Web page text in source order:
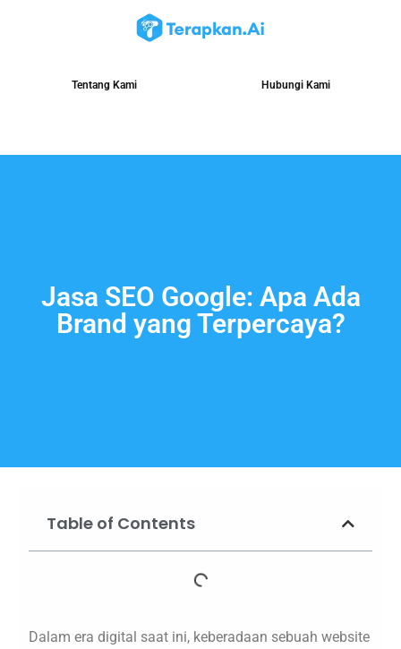
Tentang Kami Hubungi Kami
Jasa SEO Google: Apa Ada
Brand yang Terpercaya?
Table of Contents
Dalam era digital saat ini, keberadaan sebuah website